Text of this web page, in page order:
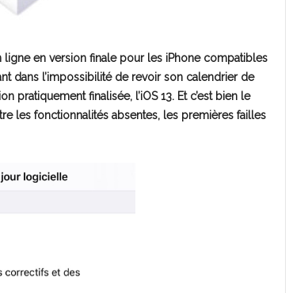
ligne en version finale pour les iPhone compatibles
dans l’impossibilité de revoir son calendrier de
finalisée, l’iOS 13. Et c’est bien le
les fonctionnalités absentes, les premières failles